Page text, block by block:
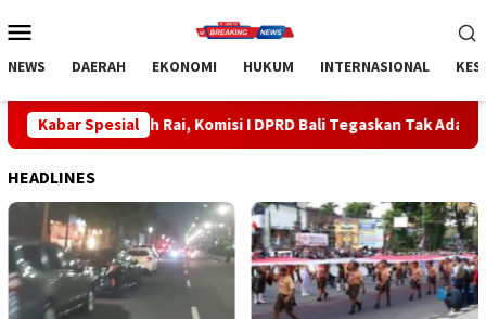
ke
Mobile
NEWS DAERAH EKONOMI HUKUM INTERNASIONAL
Kabar Spesial
Rai, Komisi I DPRD Bali Tegaskan Tak Ada Indikasi
HEADLINES